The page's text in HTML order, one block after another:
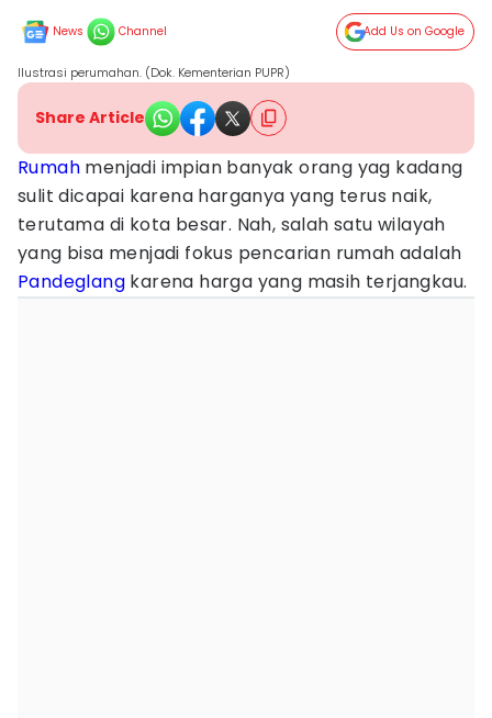
News Channel Add Us on Google
Ilustrasi perumahan. (Dok. Kementerian PUPR)
Share Article
Rumah menjadi impian banyak orang yag kadang
sulit dicapai karena harganya yang terus naik,
terutama di kota besar. Nah, salah satu wilayah
yang bisa menjadi fokus pencarian rumah adalah
Pandeglang karena harga yang masih terjangkau.